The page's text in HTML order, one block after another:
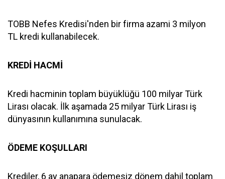
TOBB Nefes Kredisi'nden bir firma azami 3 milyon
TL kredi kullanabilecek.
KREDİ HACMİ
Kredi hacminin toplam büyüklüğü 100 milyar Türk
Lirası olacak. İlk aşamada 25 milyar Türk Lirası iş
dünyasının kullanımına sunulacak.
ÖDEME KOŞULLARI
Krediler, 6 ay anapara ödemesiz dönem dahil toplam